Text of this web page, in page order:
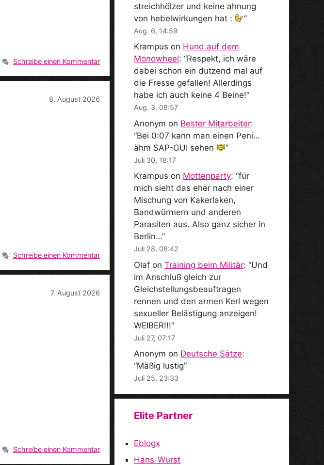
Schreibe einen Kommentar
8. August 2026
Schreibe einen Kommentar
7. August 2026
Schreibe einen Kommentar
streichhölzer und keine ahnung
von hebelwirkungen hat :
”
Aug. 6, 14:59
Krampus on Hund auf dem
Monowheel: “Respekt, ich wäre
dabei schon ein dutzend mal auf
die Fresse gefallen! Allerdings
habe ich auch keine 4 Beine!”
Aug. 3, 08:57
Anonym on Bester Mitarbeiter:
“Bei 0:07 kann man einen Peni…
ähm SAP-GUI sehen
”
Juli 30, 18:17
Krampus on Mottenparty: “für
mich sieht das eher nach einer
Mischung von Kakerlaken,
Bandwürmern und anderen
Parasiten aus. Also ganz sicher in
Berlin…”
Juli 28, 08:42
Olaf on Training beim Militär: “Und
im Anschluß gleich zur
Gleichstellungsbeauftragen
rennen und den armen Kerl wegen
sexueller Belästigung anzeigen!
WEIBER!!!”
Juli 27, 07:17
Anonym on Deutsche Sätze:
“Mäßig lustig”
Juli 25, 23:33
Elite Partner
Eblogx
Hans-Wurst